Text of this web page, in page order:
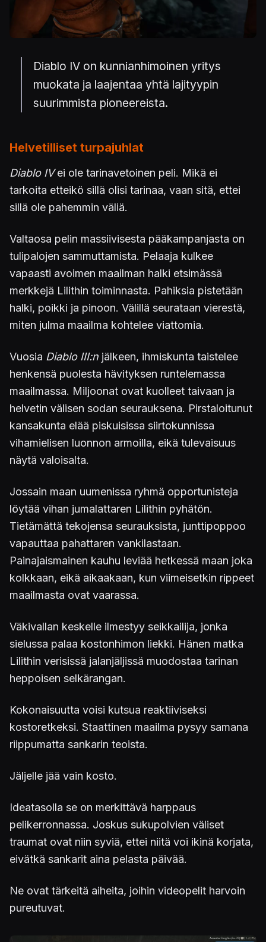
Diablo IV on kunnianhimoinen yritys
muokata ja laajentaa yhtä lajityypin
suurimmista pioneereista.
Helvetilliset turpajuhlat
Diablo IVei ole tarinavetoinen peli. Mikä ei
tarkoita etteikö sillä olisi tarinaa, vaan sitä, ettei
sillä ole pahemmin väliä.
Valtaosa pelin massiivisesta pääkampanjasta on
tulipalojen sammuttamista. Pelaaja kulkee
vapaasti avoimen maailman halki etsimässä
merkkejä Lilithin toiminnasta. Pahiksia pistetään
halki, poikki ja pinoon. Välillä seurataan vierestä,
miten julma maailma kohtelee viattomia.
Vuosia Diablo III:n jälkeen, ihmiskunta taistelee
henkensä puolesta hävityksen runtelemassa
maailmassa. Miljoonat ovat kuolleet taivaan ja
helvetin välisen sodan seurauksena. Pirstaloitunut
kansakunta elää piskuisissa siirtokunnissa
vihamielisen luonnon armoilla, eikä tulevaisuus
näytä valoisalta.
Jossain maan uumenissa ryhmä opportunisteja
löytää vihan jumalattaren Lilithin pyhätön.
Tietämättä tekojensa seurauksista, junttipoppoo
vapauttaa pahattaren vankilastaan.
Painajaismainen kauhu leviää hetkessä maan joka
kolkkaan, eikä aikaakaan, kun viimeisetkin rippeet
maailmasta ovat vaarassa.
Väkivallan keskelle ilmestyy seikkailija, jonka
sielussa palaa kostonhimon liekki. Hänen matka
Lilithin verisissä jalanjäljissä muodostaa tarinan
heppoisen selkärangan.
Kokonaisuutta voisi kutsua reaktiiviseksi
kostoretkeksi. Staattinen maailma pysyy samana
riippumatta sankarin teoista.
Jäljelle jää vain kosto.
Ideatasolla se on merkittävä harppaus
pelikerronnassa. Joskus sukupolvien väliset
traumat ovat niin syviä, ettei niitä voi ikinä korjata,
eivätkä sankarit aina pelasta päivää.
Ne ovat tärkeitä aiheita, joihin videopelit harvoin
pureutuvat.